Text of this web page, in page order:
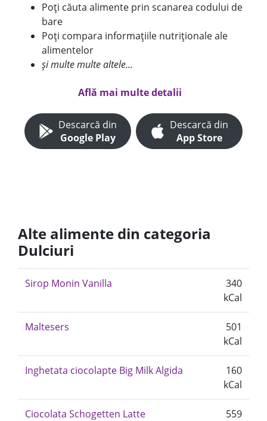
Poți căuta alimente prin scanarea codului de
bare
Poți compara informațiile nutriționale ale
alimentelor
și multe multe altele...
Află mai multe detalii
Descarcă din
Google Play
Descarcă din
App Store
Alte alimente din categoria
Dulciuri
Sirop Monin Vanilla
340
kCal
Maltesers
501
kCal
Inghetata ciocolapte Big Milk Algida
160
kCal
Ciocolata Schogetten Latte
559